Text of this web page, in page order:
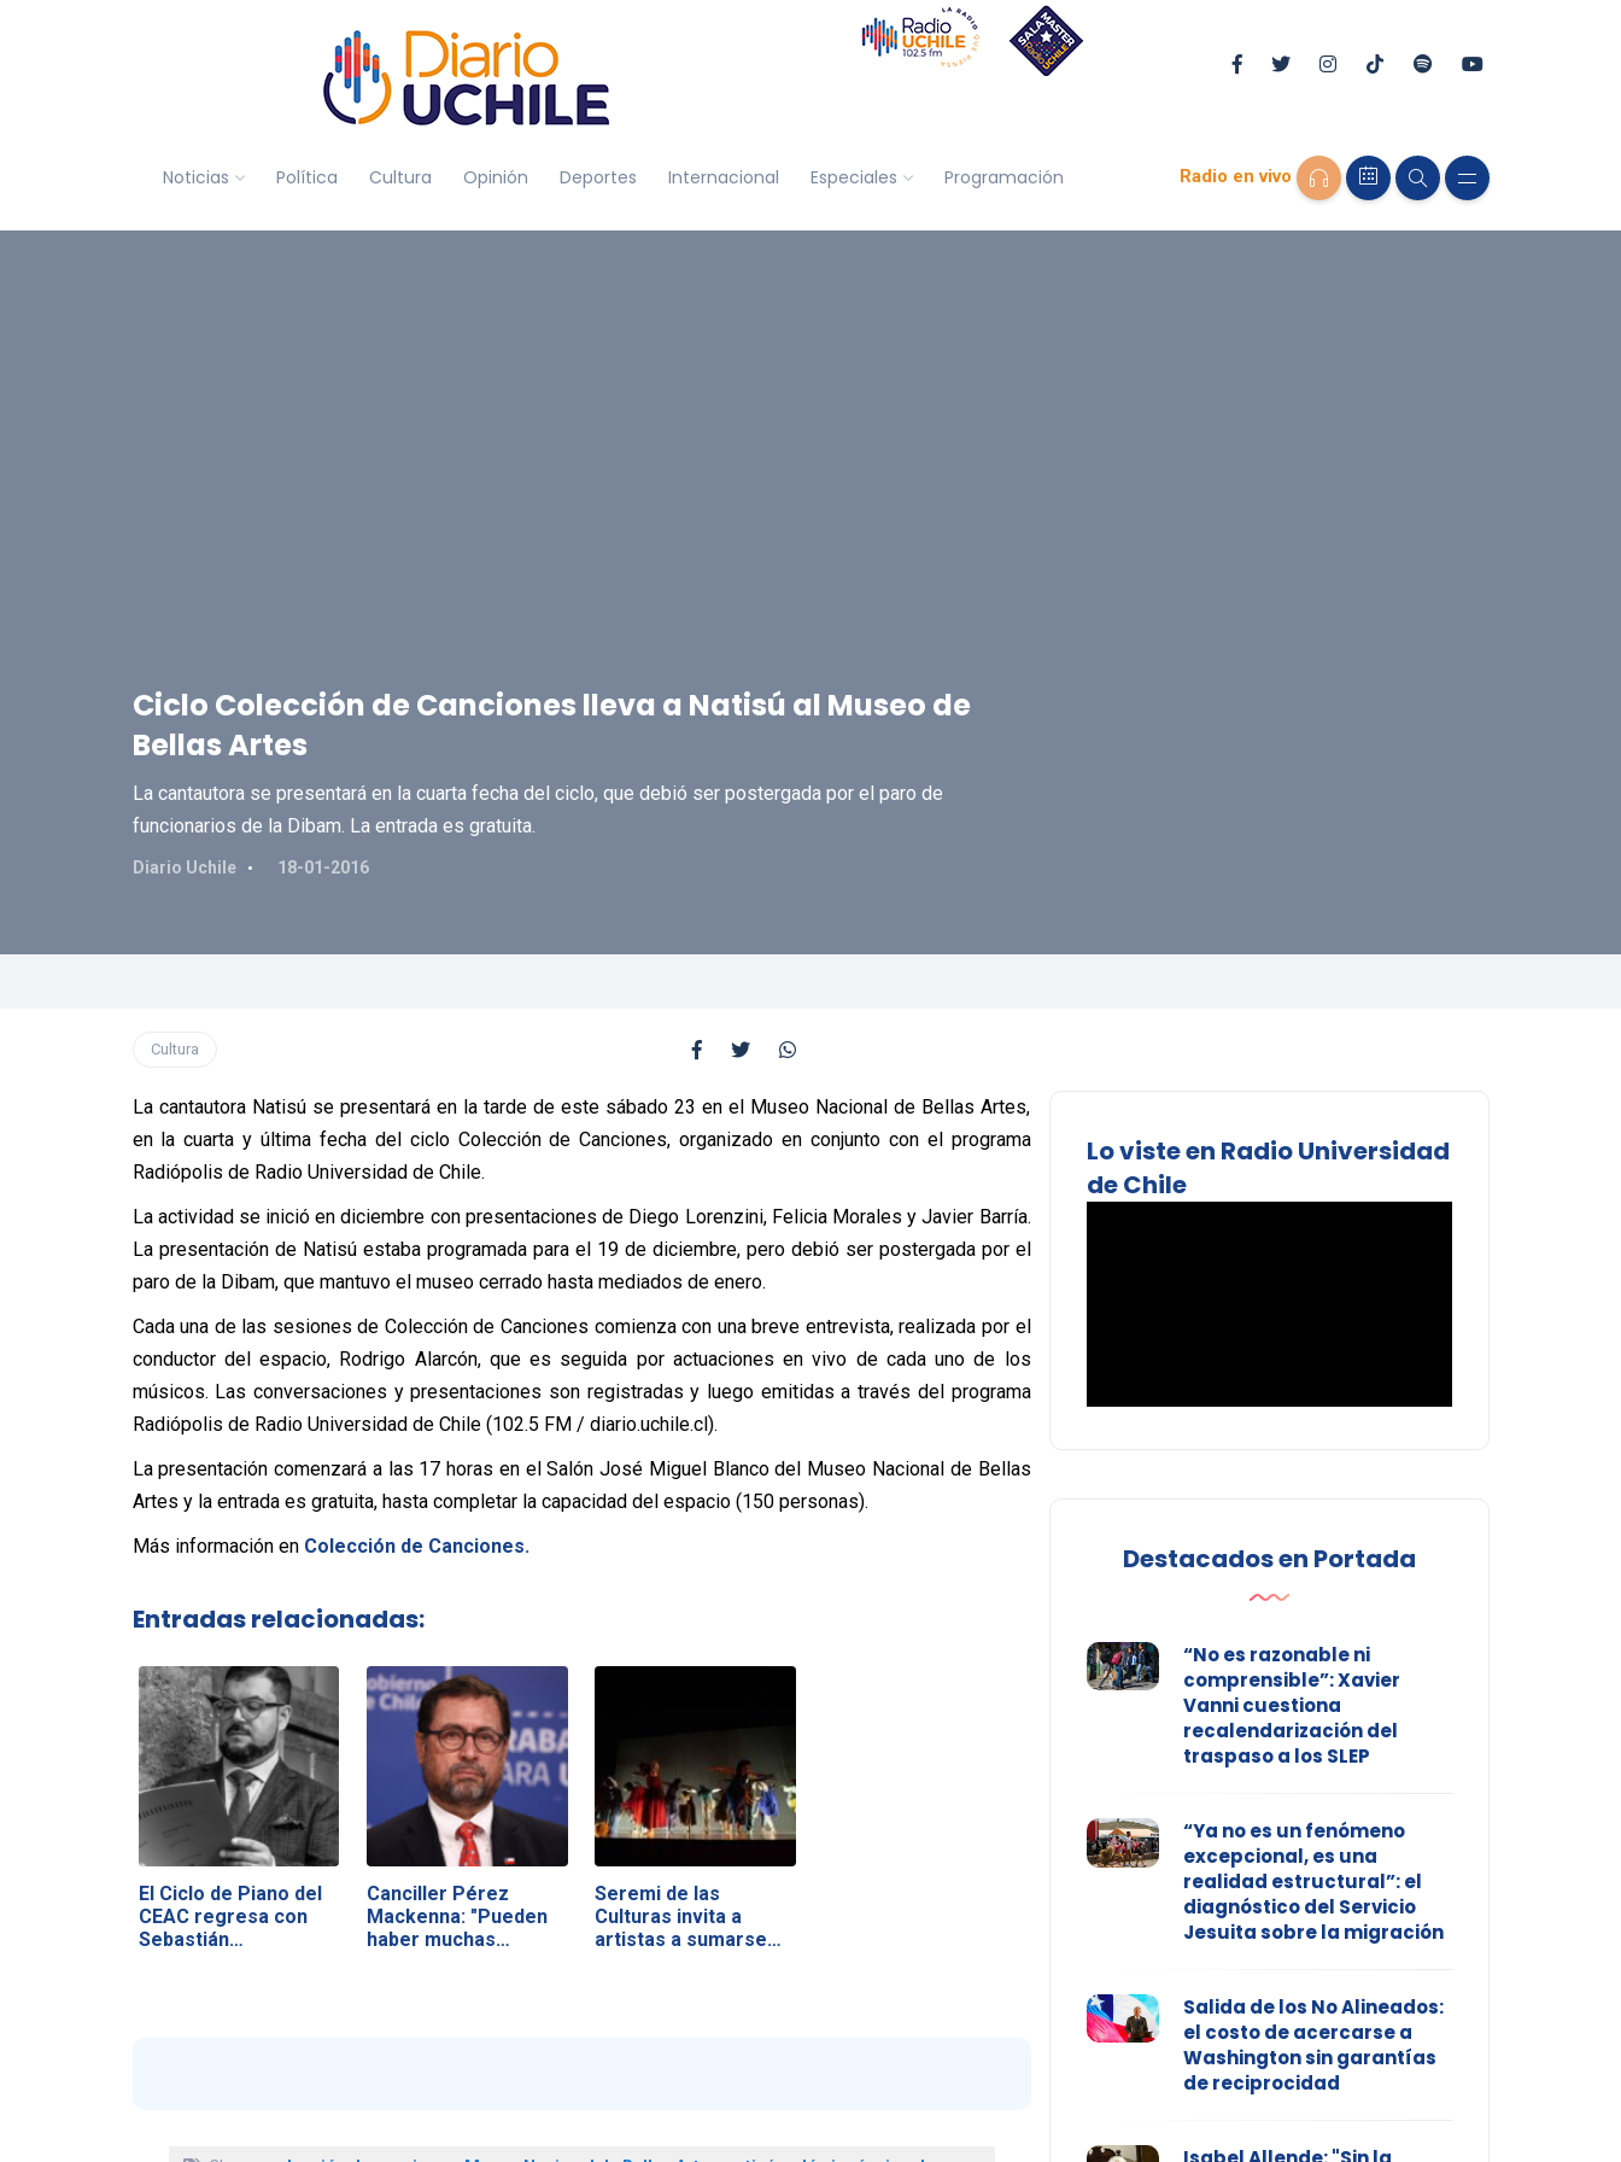
Noticias Política Cultura Opinión Deportes Internacional Especiales Programación Radio en vivo
Ciclo Colección de Canciones lleva a Natisú al Museo de
Bellas Artes
La cantautora se presentará en la cuarta fecha del ciclo, que debió ser postergada por el paro de
funcionarios de la Dibam. La entrada es gratuita.
Diario Uchile 18-01-2016
Cultura
La cantautora Natisú se presentará en la tarde de este sábado 23 en el Museo Nacional de Bellas Artes,
en la cuarta y última fecha del ciclo Colección de Canciones, organizado en conjunto con el programa
Radiópolis de Radio Universidad de Chile.
La actividad se inició en diciembre con presentaciones de Diego Lorenzini, Felicia Morales y Javier Barría.
La presentación de Natisú estaba programada para el 19 de diciembre, pero debió ser postergada por el
paro de la Dibam, que mantuvo el museo cerrado hasta mediados de enero.
Cada una de las sesiones de Colección de Canciones comienza con una breve entrevista, realizada por el
conductor del espacio, Rodrigo Alarcón, que es seguida por actuaciones en vivo de cada uno de los
músicos. Las conversaciones y presentaciones son registradas y luego emitidas a través del programa
Radiópolis de Radio Universidad de Chile (102.5 FM / diario.uchile.cl).
La presentación comenzará a las 17 horas en el Salón José Miguel Blanco del Museo Nacional de Bellas
Artes y la entrada es gratuita, hasta completar la capacidad del espacio (150 personas).
Más información en Colección de Canciones.
Entradas relacionadas:
El Ciclo de Piano del
CEAC regresa con
Sebastián…
Canciller Pérez
Mackenna: "Pueden
haber muchas…
Seremi de las
Culturas invita a
artistas a sumarse…
Lo viste en Radio Universidad
de Chile
Destacados en Portada
“No es razonable ni
comprensible”: Xavier
Vanni cuestiona
recalendarización del
traspaso a los SLEP
“Ya no es un fenómeno
excepcional, es una
realidad estructural”: el
diagnóstico del Servicio
Jesuita sobre la migración
Salida de los No Alineados:
el costo de acercarse a
Washington sin garantías
de reciprocidad